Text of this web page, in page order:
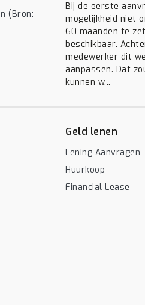
(Bron:
Bij de eerste
mogelijkheid niet
60 maanden te
beschikbaar.
medewerker dit
aanpassen. Dat
kunnen w...
Geld lenen
Lening Aanvragen
Huurkoop
Financial Lease